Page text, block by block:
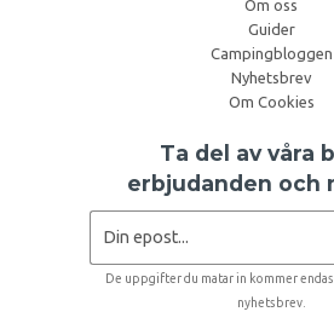
Om oss
Guider
Campingbloggen
Nyhetsbrev
Om Cookies
Ta del av våra
erbjudanden och
De uppgifter du matar in kommer
nyhetsbrev.